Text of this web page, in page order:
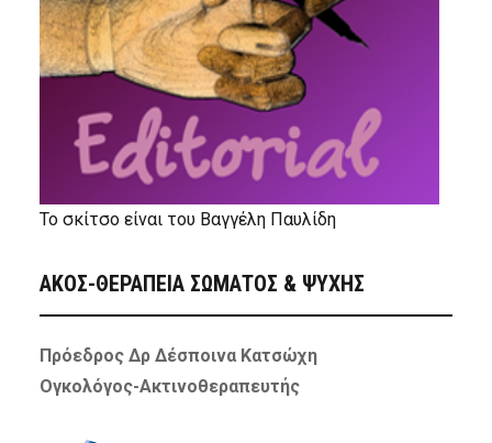
Το σκίτσο είναι του Βαγγέλη Παυλίδη
ΑΚΟΣ-ΘΕΡΑΠΕΙΑ ΣΩΜΑΤΟΣ & ΨΥΧΗΣ
Πρόεδρος Δρ Δέσποινα Κατσώχη
Ογκολόγος-Ακτινοθεραπευτής